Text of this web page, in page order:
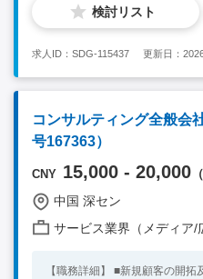
き、積極性や行動力のある方 ・困難な状況でも楽しんで取り組
める方 【歓迎条件】 ・組織、教育コンサルティングでのご経験
検討リスト
求人ID：SDG-115437 更新日：
コンサルティング全般
号167363）
CNY 15,000 - 20,000
中国 深セン
サービス業界（メディア/広告/コンサ
【職務詳細】 ■新規顧客の開